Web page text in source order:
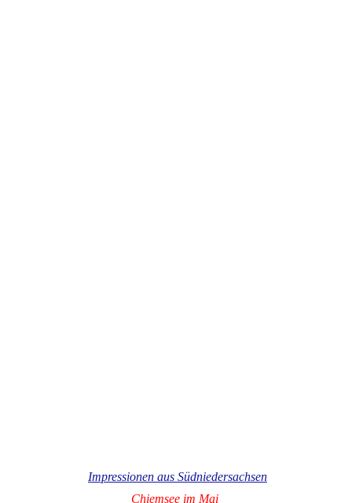
Impressionen aus Südniedersachsen
Chiemsee im Mai